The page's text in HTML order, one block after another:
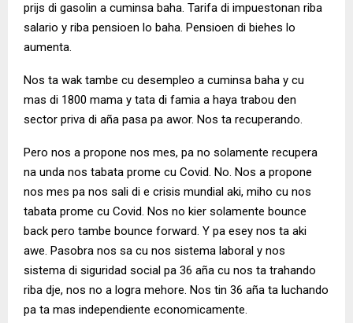
prijs di gasolin a cuminsa baha. Tarifa di impuestonan riba
salario y riba pensioen lo baha. Pensioen di biehes lo
aumenta.
Nos ta wak tambe cu desempleo a cuminsa baha y cu
mas di 1800 mama y tata di famia a haya trabou den
sector priva di aña pasa pa awor. Nos ta recuperando.
Pero nos a propone nos mes, pa no solamente recupera
na unda nos tabata prome cu Covid. No. Nos a propone
nos mes pa nos sali di e crisis mundial aki, miho cu nos
tabata prome cu Covid. Nos no kier solamente bounce
back pero tambe bounce forward. Y pa esey nos ta aki
awe. Pasobra nos sa cu nos sistema laboral y nos
sistema di siguridad social pa 36 aña cu nos ta trahando
riba dje, nos no a logra mehore. Nos tin 36 aña ta luchando
pa ta mas independiente economicamente.